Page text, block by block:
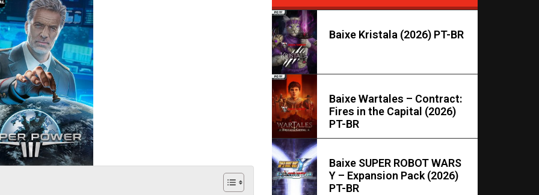
Baixe Kristala (2026) PT-BR
Baixe Wartales – Contract:
Fires in the Capital (2026)
PT-BR
Baixe SUPER ROBOT WARS
Y – Expansion Pack (2026)
PT-BR